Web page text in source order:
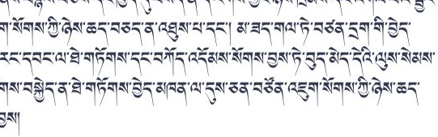
མ་ཟད་གལ་ཏེ་བཙན་དྲག་གི་བྱེད་